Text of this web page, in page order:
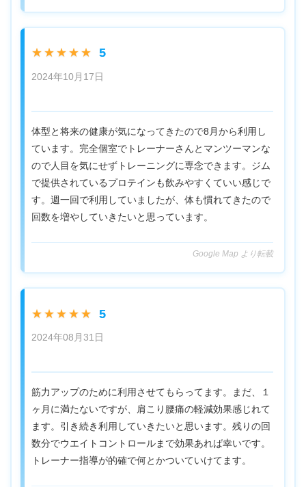
★★★★★ 5
2024年10月17日
体型と将来の健康が気になってきたので8月から利用し
ています。完全個室でトレーナーさんとマンツーマンな
ので人目を気にせずトレーニングに専念できます。ジム
で提供されているプロテインも飲みやすくていい感じで
す。週一回で利用していましたが、体も慣れてきたので
回数を増やしていきたいと思っています。
Google Map より転載
★★★★★ 5
2024年08月31日
筋力アップのために利用させてもらってます。まだ、１
ヶ月に満たないですが、肩こり腰痛の軽減効果感じれて
ます。引き続き利用していきたいと思います。残りの回
数分でウエイトコントロールまで効果あれば幸いです。
トレーナー指導が的確で何とかついていけてます。